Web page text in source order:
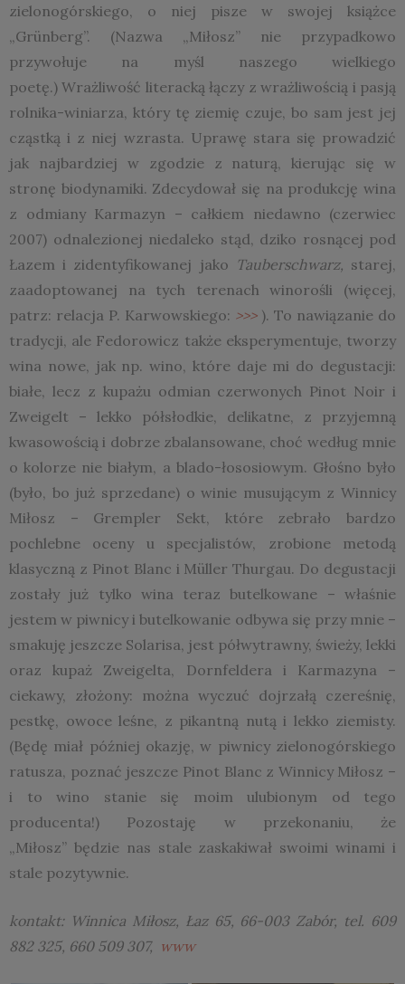
zielonogórskiego, o niej pisze w swojej książce
„Grünberg”. (Nazwa „Miłosz” nie przypadkowo
przywołuje na myśl naszego wielkiego
poetę.) Wrażliwość literacką łączy z wrażliwością i pasją
rolnika-winiarza, który tę ziemię czuje, bo sam jest jej
cząstką i z niej wzrasta. Uprawę stara się prowadzić
jak najbardziej w zgodzie z naturą, kierując się w
stronę biodynamiki. Zdecydował się na produkcję wina
z odmiany Karmazyn – całkiem niedawno (czerwiec
2007) odnalezionej niedaleko stąd, dziko rosnącej pod
Łazem i zidentyfikowanej jako Tauberschwarz, starej,
zaadoptowanej na tych terenach winorośli (więcej,
patrz: relacja P. Karwowskiego: >>>). To nawiązanie do
tradycji, ale Fedorowicz także eksperymentuje, tworzy
wina nowe, jak np. wino, które daje mi do degustacji:
białe, lecz z kupażu odmian czerwonych Pinot Noir i
Zweigelt – lekko półsłodkie, delikatne, z przyjemną
kwasowością i dobrze zbalansowane, choć według mnie
o kolorze nie białym, a blado-łososiowym. Głośno było
(było, bo już sprzedane) o winie musującym z Winnicy
Miłosz – Grempler Sekt, które zebrało bardzo
pochlebne oceny u specjalistów, zrobione metodą
klasyczną z Pinot Blanc i Müller Thurgau. Do degustacji
zostały już tylko wina teraz butelkowane – właśnie
jestem w piwnicy i butelkowanie odbywa się przy mnie –
smakuję jeszcze Solarisa, jest półwytrawny, świeży, lekki
oraz kupaż Zweigelta, Dornfeldera i Karmazyna –
ciekawy, złożony: można wyczuć dojrzałą czereśnię,
pestkę, owoce leśne, z pikantną nutą i lekko ziemisty.
(Będę miał później okazję, w piwnicy zielonogórskiego
ratusza, poznać jeszcze Pinot Blanc z Winnicy Miłosz –
i to wino stanie się moim ulubionym od tego
producenta!) Pozostaję w przekonaniu, że
„Miłosz” będzie nas stale zaskakiwał swoimi winami i
stale pozytywnie.
kontakt: Winnica Miłosz, Łaz 65, 66-003 Zabór, tel. 609
882 325, 660 509 307, www